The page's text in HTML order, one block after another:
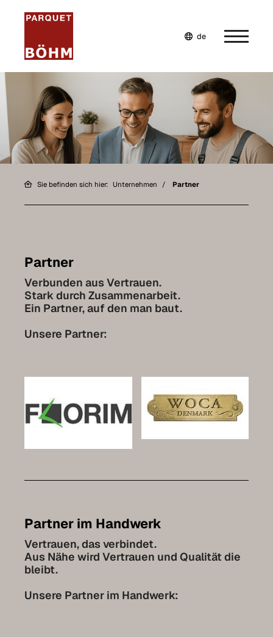
de
fr
Sie befinden sich hier: Unternehmen Partner
Partner
Verbunden aus Vertrauen.
Stark durch Zusammenarbeit.
Ein Partner, auf den man baut.
Unsere Partner:
Partner im Handwerk
Vertrauen, das verbindet.
Aus Nähe wird Vertrauen und Qualität die
bleibt.
Unsere Partner im Handwerk:
Home
Unternehmen
Über uns
Team
Ausstellung
Firmengeschichte
Jobs
Leistungen
Möbel selbst planen
Referenzen
Kontakt